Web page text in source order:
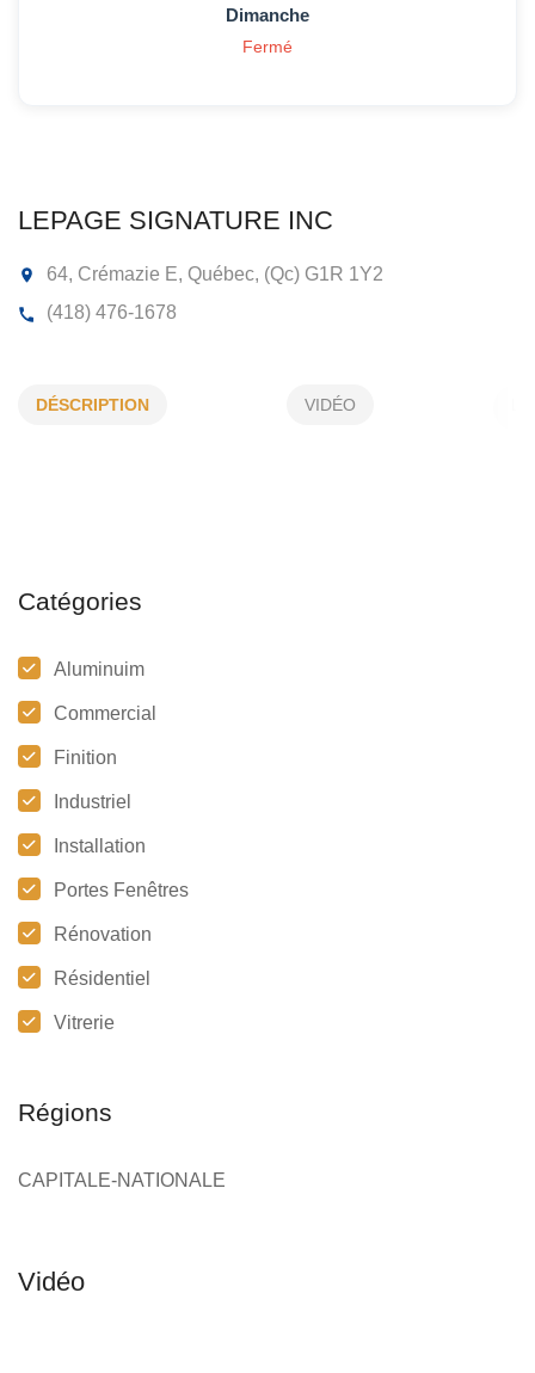
LEPAGE SIGNATURE INC
DÉSCRIPTION VIDÉO
Catégories
Aluminuim
Commercial
Finition
Industriel
Installation
Portes Fenêtres
Rénovation
Résidentiel
Vitrerie
Régions
CAPITALE-NATIONALE
Dimanche
Fermé